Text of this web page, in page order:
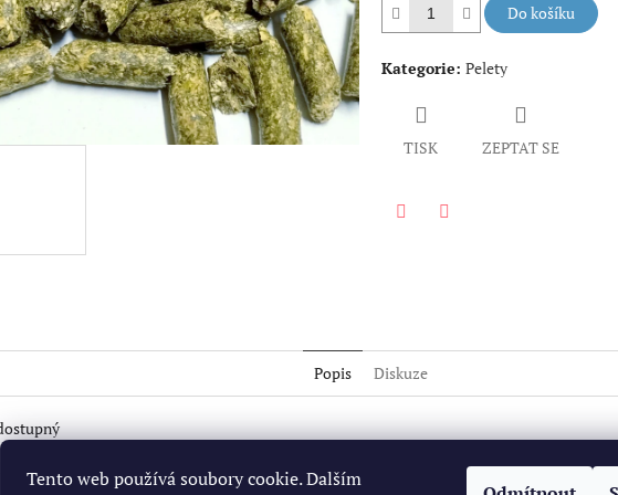
Tento web používá soubory cookie. Dalším
Do košíku
Kategorie: Pelety
TISK ZEPTAT SE
Popis Diskuze